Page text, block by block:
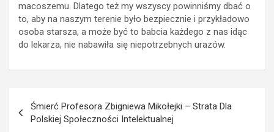
macoszemu. Dlatego też my wszyscy powinniśmy dbać o
to, aby na naszym terenie było bezpiecznie i przykładowo
osoba starsza, a może być to babcia każdego z nas idąc
do lekarza, nie nabawiła się niepotrzebnych urazów.
Nawigacja
wpisu
Śmierć Profesora Zbigniewa Mikołejki – Strata Dla
Polskiej Społeczności Intelektualnej